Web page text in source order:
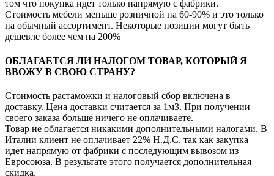
том что покупка идет только напрямую с фабрики.
Стоимость мебели меньше розничной на 60-90% и это только
на обычный ассортимент. Некоторые позиции могут быть
дешевле более чем на 200%
ОБЛАГАЕТСЯ ЛИ НАЛОГОМ ТОВАР, КОТОРЫЙ Я
ВВОЖУ В СВОЮ СТРАНУ?
Стоимость растаможки и налоговый сбор включена в
доставку. Цена доставки считается за 1м3. При получении
своего заказа больше ничего не оплачиваете.
Товар не облагается никакими дополнительными налогами. В
Италии клиент не оплачивает 22% Н.Д.С. так как закупка
идет напрямую от фабрики с последующим вывозом из
Евросоюза. В результате этого получается дополнительная
скидка.